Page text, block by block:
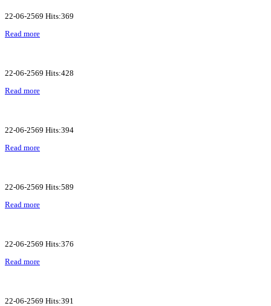
22-06-2569 Hits:369
Read more
22-06-2569 Hits:428
Read more
22-06-2569 Hits:394
Read more
22-06-2569 Hits:589
Read more
22-06-2569 Hits:376
Read more
22-06-2569 Hits:391